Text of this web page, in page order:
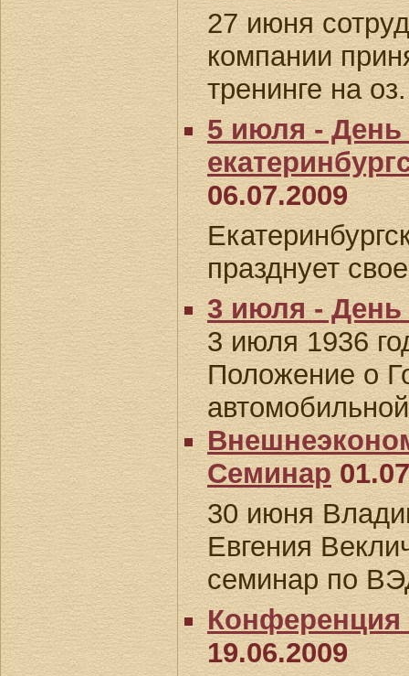
27 июня
компании
тренинге на
5 июля - День
06.07.2009
празднует
3 июля -
3 июля 1936
Положение о
Семинар
30 июня
Евгения
семинар по
Конференция
19.06.2009